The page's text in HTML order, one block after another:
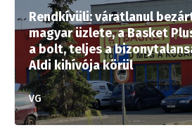
Rendkívüli: váratlanul
magyar üzlete, a Basket
a bolt, teljes a
Aldi kihívója körül
VG